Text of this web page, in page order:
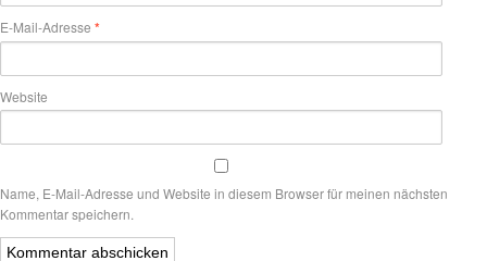
E-Mail-Adresse *
Website
Name, E-Mail-Adresse und Website in diesem Browser für meinen nächsten
Kommentar speichern.